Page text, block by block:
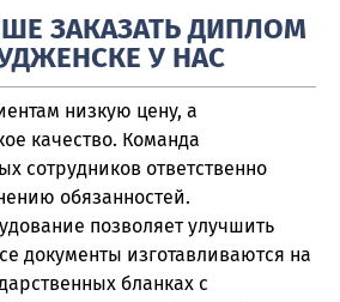
ЗАКАЗАТЬ ДИПЛОМ
У НАС
низкую цену, а
качество. Команда
сотрудников ответственно
обязанностей.
позволяет улучшить
документы изготавливаются на
бланках с